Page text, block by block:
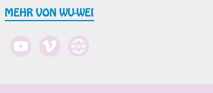
MEHR VON WU-WEI
YouTube Vimeo Website